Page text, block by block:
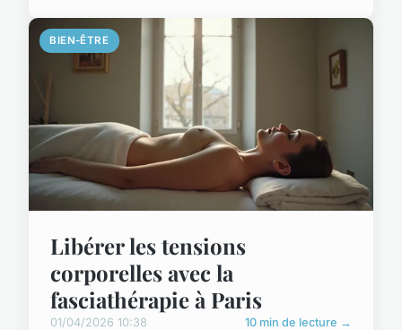
BIEN-ÊTRE
Libérer les tensions
corporelles avec la
fasciathérapie à Paris
01/04/2026 10:38 10 min de lecture →